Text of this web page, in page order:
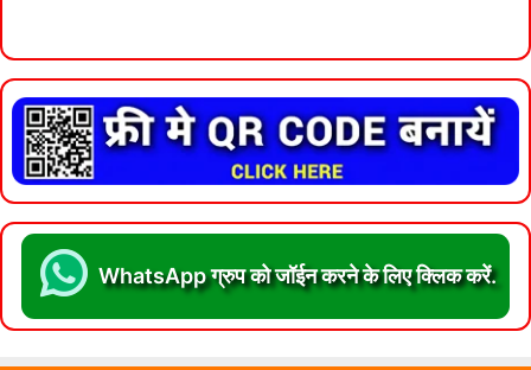
WhatsApp ग्रुप को जॉईन करने के लिए क्लिक करें.